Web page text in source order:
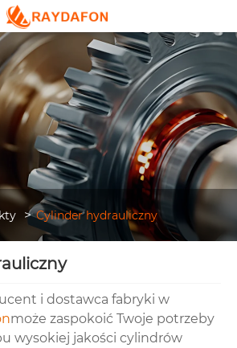
Cylinder hydrauliczny
i dostawca fabryki w
może zaspokoić Twoje potrzeby
wysokiej jakości cylindrów